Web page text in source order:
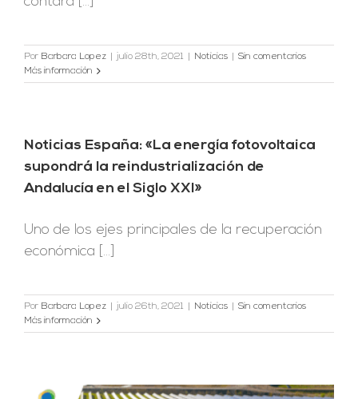
Por Barbara Lopez julio 28th, 2021 Noticias
Sin comentarios
Más información
Noticias España: «La energía fotovoltaica
supondrá la reindustrialización de
Andalucía en el Siglo XXI»
Uno de los ejes principales de la recuperación
económica [...]
Por Barbara Lopez julio 26th, 2021 Noticias
Sin comentarios
Más información